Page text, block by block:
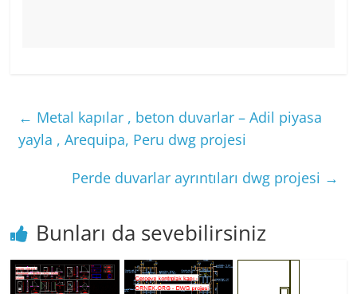
← Metal kapılar , beton duvarlar – Adil piyasa
yayla , Arequipa, Peru dwg projesi
Perde duvarlar ayrıntıları dwg projesi →
Bunları da sevebilirsiniz